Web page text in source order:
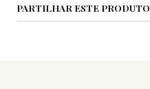
PARTILHAR ESTE PRODUTO